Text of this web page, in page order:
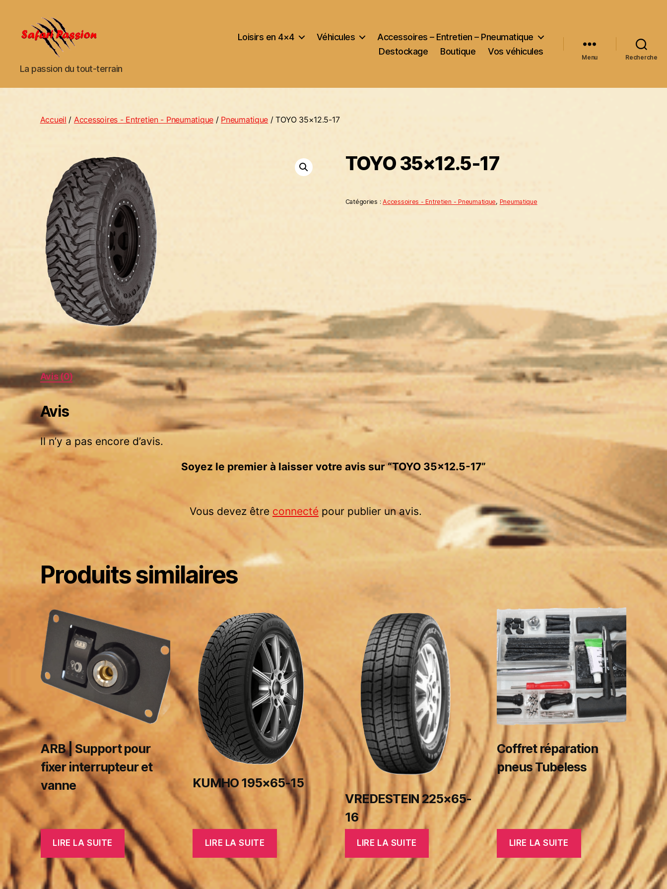
Safari
La passion du tout-terrain
Loisirs en 4×4 Véhicules
Accessoires – Entretien – Pneumatique
Destockage
Boutique Vos véhicules
Menu Recherche
Accueil / Accessoires - Entretien - Pneumatique/ Pneumatique / TOYO 35×12.5-17
TOYO 35×12.5-17
Catégories :Accessoires - Entretien - Pneumatique, Pneumatique
Avis (0)
Avis
Il n’y a pas encore d’avis.
Soyez le premier à laisser votre avis sur “TOYO 35×12.5-17”
Vous devez être connecté pour publier un avis.
Produits similaires
ARB | Support pour
fixer interrupteur et
vanne
LIRE LA SUITE
KUMHO 195×65-15
LIRE LA SUITE
VREDESTEIN 225×65-
16
LIRE LA SUITE
Coffret réparation
pneus Tubeless
LIRE LA SUITE